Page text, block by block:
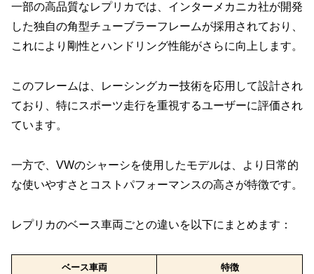
一部の高品質なレプリカでは、インターメカニカ社が開発
した独自の角型チューブラーフレームが採用されており、
これにより剛性とハンドリング性能がさらに向上します。
このフレームは、レーシングカー技術を応用して設計され
ており、特にスポーツ走行を重視するユーザーに評価され
ています。
一方で、VWのシャーシを使用したモデルは、より日常的
な使いやすさとコストパフォーマンスの高さが特徴です。
レプリカのベース車両ごとの違いを以下にまとめます：
ベース車両 特徴